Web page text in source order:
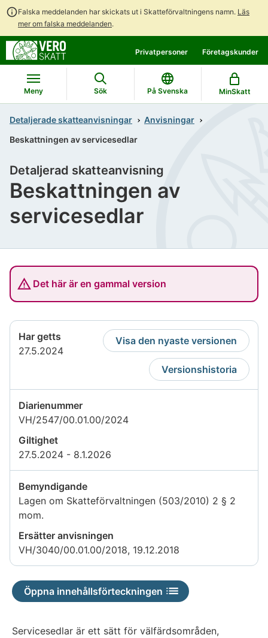
Falska meddelanden har skickats ut i Skatteförvaltningens namn. Läs
mer om falska meddelanden.
direkt
till
innehållet
till
hela
webbplatsens
sökning
Privatpersoner Företagskunder
Meny Sök På Svenska MinSkatt
Detaljerade skatteanvisningar
Anvisningar
Beskattningen av servicesedlar
Beskattningen av
servicesedlar
Detaljerad skatteanvisning
Det här är en gammal version
Har getts
27.5.2024
Visa den nyaste versionen
Versionshistoria
Diarienummer
VH/2547/00.01.00/2024
Giltighet
27.5.2024 - 8.1.2026
Bemyndigande
Lagen om Skatteförvaltningen (503/2010) 2 § 2
mom.
Ersätter anvisningen
VH/3040/00.01.00/2018, 19.12.2018
Öppna innehållsförteckningen
Servicesedlar är ett sätt för välfärdsområden,